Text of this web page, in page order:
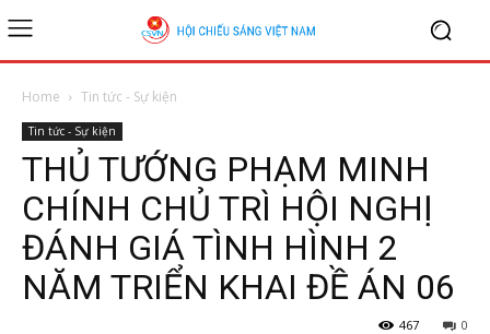
Home Tin tức - Sự kiện
Tin tức - Sự kiện
THỦ TƯỚNG PHẠM MINH
CHÍNH CHỦ TRÌ HỘI NGHỊ
ĐÁNH GIÁ TÌNH HÌNH 2
NĂM TRIỂN KHAI ĐỀ ÁN 06
0
467